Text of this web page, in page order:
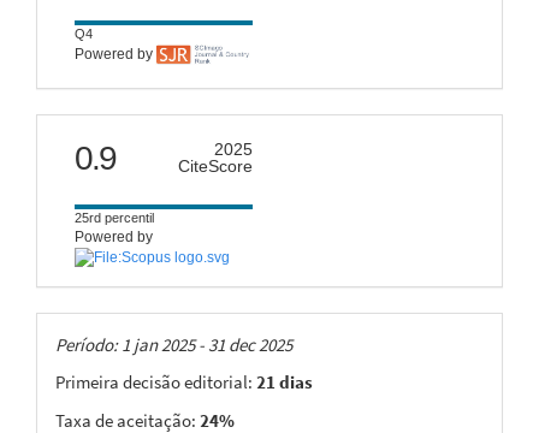
Q4
Powered by
citescore
0.9
2025
CiteScore
25rd percentil
Powered by
Taxas
Período: 1 jan 2025 - 31 dec 2025
Primeira decisão editorial: 21 dias
Taxa de aceitação: 24%